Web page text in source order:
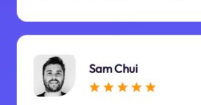
Sam Chui